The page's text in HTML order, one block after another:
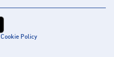
Cookie Policy